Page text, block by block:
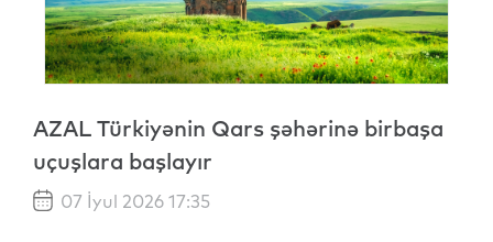
AZAL Türkiyənin Qars şəhərinə birbaşa
uçuşlara başlayır
07 İyul 2026 17:35